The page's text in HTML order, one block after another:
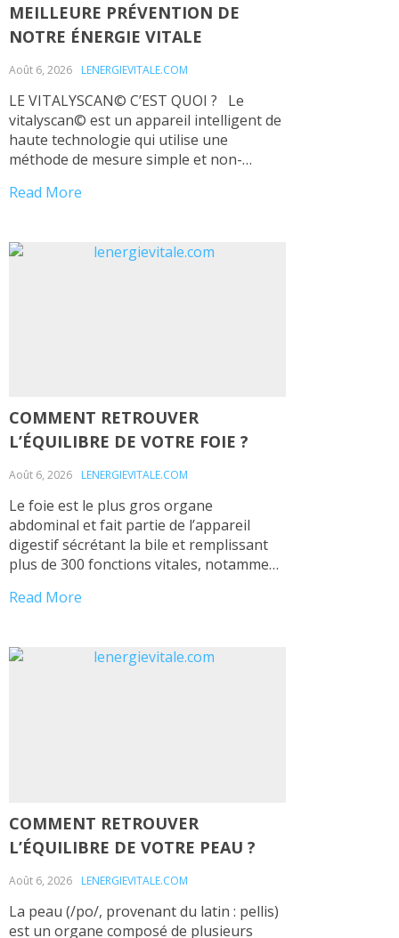
MEILLEURE PRÉVENTION DE
NOTRE ÉNERGIE VITALE
Août 6, 2026 LENERGIEVITALE.COM
LE VITALYSCAN© C’EST QUOI ? Le
vitalyscan© est un appareil intelligent de
haute technologie qui utilise une
méthode de mesure simple et non-
bioélectrique (BIA). La Bioimpédance
de traiter et d’analyser notre énergie
vitale afin de nous fournir un bilan de
Read More
COMMENT RETROUVER
L’ÉQUILIBRE DE VOTRE FOIE ?
Août 6, 2026 LENERGIEVITALE.COM
Le foie est le plus gros organe
abdominal et fait partie de l’appareil
digestif sécrétant la bile et remplissant
plus de 300 fonctions vitales, notamment
d’épuration, une fonction de synthèse et
d’une glande amphicrine permettant la
synthèse de la bile (rôle exocrine) ainsi
Read More
COMMENT RETROUVER
L’ÉQUILIBRE DE VOTRE PEAU ?
Août 6, 2026 LENERGIEVITALE.COM
La peau (/po/, provenant du latin : pellis)
est un organe composé de plusieurs